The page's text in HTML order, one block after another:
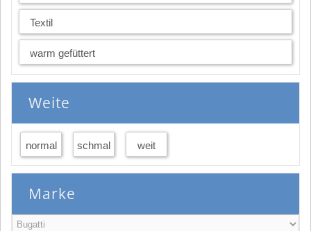
Textil
warm gefüttert
Weite
normal schmal weit
Marke